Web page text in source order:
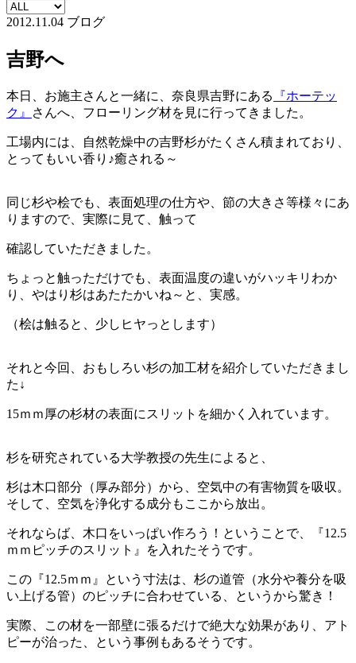
2012.11.04 ブログ
吉野へ
本日、お施主さんと一緒に、奈良県吉野にある
『ホーテッ
ク』
さんへ、フローリング材を見に行ってきました。
工場内には、自然乾燥中の吉野杉がたくさん積まれており、
とってもいい香り♪癒される～
同じ杉や桧でも、表面処理の仕方や、節の大きさ等様々にあ
りますので、実際に見て、触って
確認していただきました。
ちょっと触っただけでも、表面温度の違いがハッキリわか
り、やはり杉はあたたかいね～と、実感。
（桧は触ると、少しヒヤっとします）
それと今回、おもしろい杉の加工材を紹介していただきまし
た↓
15ｍｍ厚の杉材の表面にスリットを細かく入れています。
杉を研究されている大学教授の先生によると、
杉は木口部分（厚み部分）から、空気中の有害物質を吸収。
そして、空気を浄化する成分もここから放出。
それならば、木口をいっぱい作ろう！ということで、『12.5
ｍｍピッチのスリット』を入れたそうです。
この『12.5ｍｍ』という寸法は、杉の道管（水分や養分を吸
い上げる管）のピッチに合わせている、というから驚き！
実際、この材を一部壁に張るだけで絶大な効果があり、アト
ピーが治った、という事例もあるそうです。